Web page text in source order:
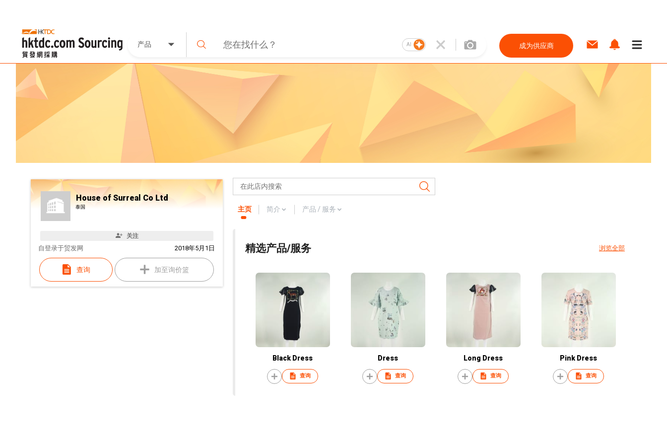
产品 AI 成为供应商
House of Surreal Co Ltd
泰国
关注
自 2018年5月1日
登录于贸发网
查询 加至询价篮
主页 简介 产品 / 服务
精选产品/服务 浏览全部
Black Dress
查询
Dress
查询
Long Dress
查询
Pink Dress
查询